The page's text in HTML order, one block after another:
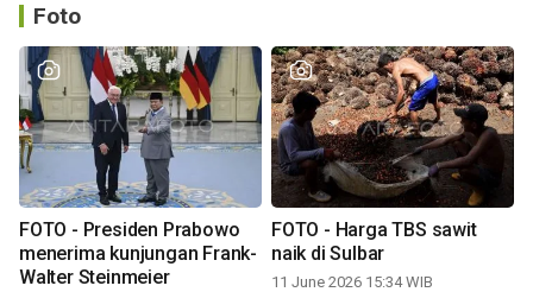
Foto
FOTO - Presiden Prabowo
menerima kunjungan Frank-
Walter Steinmeier
FOTO - Harga TBS sawit
naik di Sulbar
11 June 2026 15:34 WIB